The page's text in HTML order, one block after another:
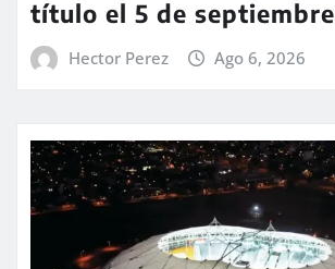
título el 5 de septiembre
Hector Perez Ago 6, 2026